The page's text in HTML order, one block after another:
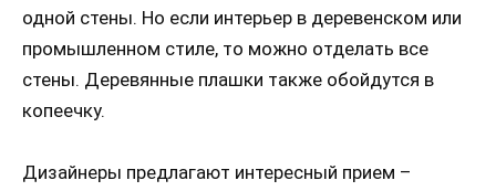
одной стены. Но если интерьер в деревенском или
промышленном стиле, то можно отделать все
стены. Деревянные плашки также обойдутся в
копеечку.
Дизайнеры предлагают интересный прием –